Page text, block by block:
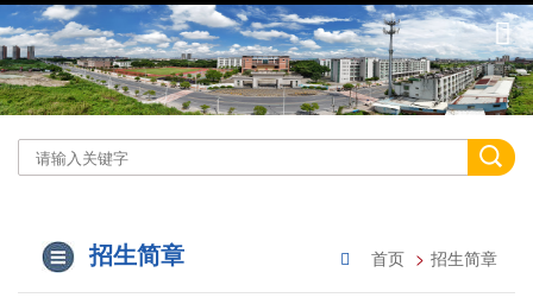
招生简章 首页 招生简章